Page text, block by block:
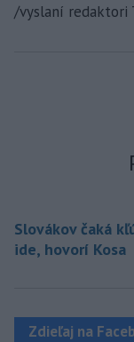
/vyslaní redaktori
Slovákov čaká
ide, hovorí Kosa
Zdieľaj na